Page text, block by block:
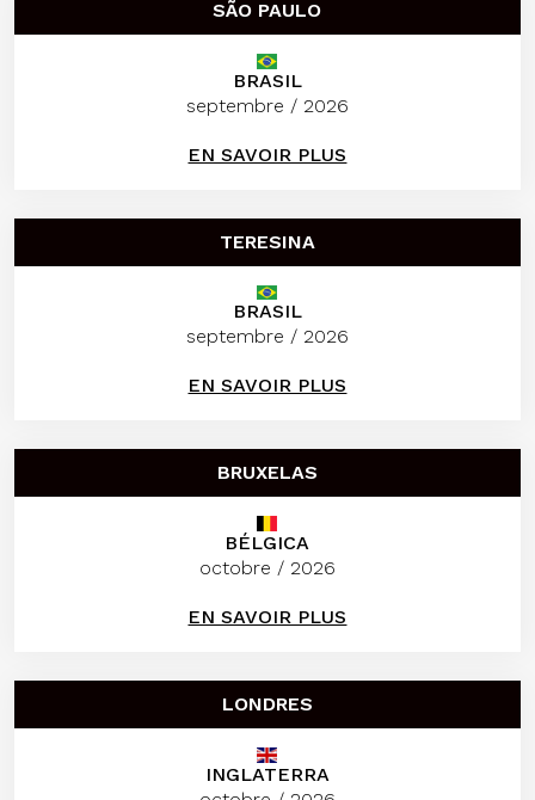
SÃO PAULO
BRASIL
septembre / 2026
EN SAVOIR PLUS
TERESINA
BRASIL
septembre / 2026
EN SAVOIR PLUS
BRUXELAS
BÉLGICA
octobre / 2026
EN SAVOIR PLUS
LONDRES
INGLATERRA